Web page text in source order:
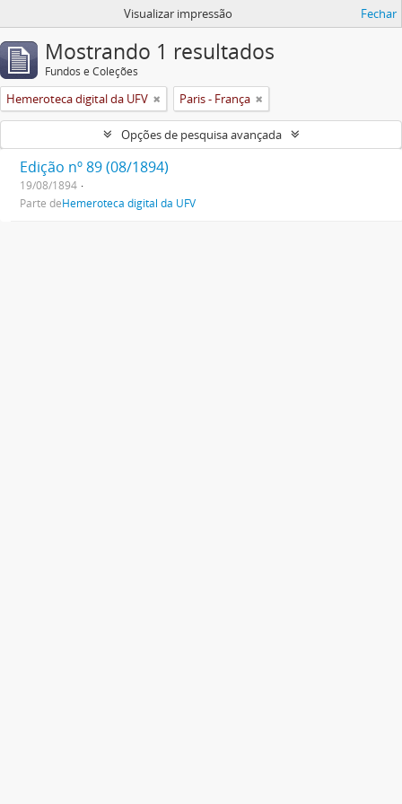
Visualizar impressão Fechar
Mostrando 1 resultados
Fundos e Coleções
Hemeroteca digital da UFV Paris - França
Opções de pesquisa avançada
Edição nº 89 (08/1894)
19/08/1894
Parte deHemeroteca digital da UFV